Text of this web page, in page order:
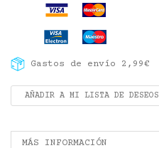
Gastos de envío 2,99€
AÑADIR A MI LISTA DE DESEOS
MÁS INFORMACIÓN